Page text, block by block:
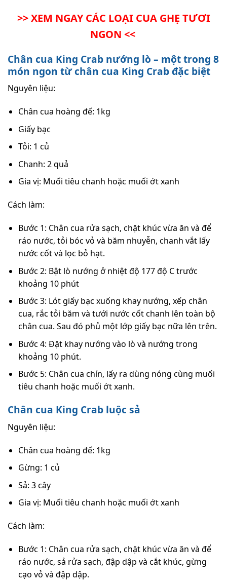
>> XEM NGAY CÁC LOẠI CUA GHẸ TƯƠI
NGON <<
Chân cua King Crab nướng lò – một trong 8
món ngon từ chân cua King Crab đặc biệt
Nguyên liệu:
Chân cua hoàng đế: 1kg
Giấy bạc
Tỏi: 1 củ
Chanh: 2 quả
Gia vị: Muối tiêu chanh hoặc muối ớt xanh
Cách làm:
Bước 1: Chân cua rửa sạch, chặt khúc vừa ăn và để
ráo nước, tỏi bóc vỏ và băm nhuyễn, chanh vắt lấy
nước cốt và lọc bỏ hạt.
Bước 2: Bật lò nướng ở nhiệt độ 177 độ C trước
khoảng 10 phút
Bước 3: Lót giấy bạc xuống khay nướng, xếp chân
cua, rắc tỏi băm và tưới nước cốt chanh lên toàn bộ
chân cua. Sau đó phủ một lớp giấy bạc nữa lên trên.
Bước 4: Đặt khay nướng vào lò và nướng trong
khoảng 10 phút.
Bước 5: Chân cua chín, lấy ra dùng nóng cùng muối
tiêu chanh hoặc muối ớt xanh.
Chân cua King Crab luộc sả
Nguyên liệu:
Chân cua hoàng đế: 1kg
Gừng: 1 củ
Sả: 3 cây
Gia vị: Muối tiêu chanh hoặc muối ớt xanh
Cách làm:
Bước 1: Chân cua rửa sạch, chặt khúc vừa ăn và để
ráo nước, sả rửa sạch, đập dập và cắt khúc, gừng
cạo vỏ và đập dập.